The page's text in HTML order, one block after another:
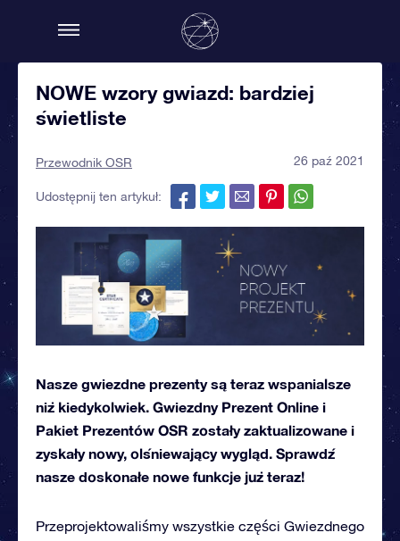
NOWE wzory gwiazd: bardziej
świetliste
Przewodnik OSR 26 paź 2021
Udostępnij ten artykuł:
Nasze gwiezdne prezenty są teraz wspanialsze
niż kiedykolwiek. Gwiezdny Prezent Online i
Pakiet Prezentów OSR zostały zaktualizowane i
zyskały nowy, olśniewający wygląd. Sprawdź
nasze doskonałe nowe funkcje już teraz!
Przeprojektowaliśmy wszystkie części Gwiezdnego